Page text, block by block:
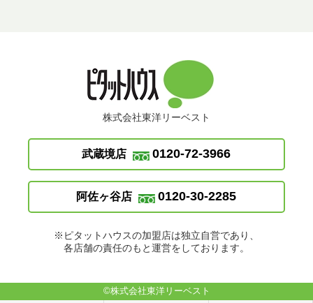
株式会社東洋リーベスト
武蔵境店 0120-72-3966
阿佐ヶ谷店 0120-30-2285
※ピタットハウスの加盟店は独立自営であり、
各店舗の責任のもと運営をしております。
©株式会社東洋リーベスト